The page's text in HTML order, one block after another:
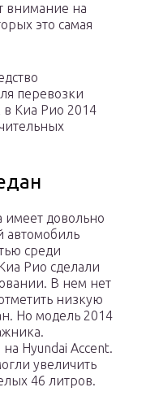
внимание на
это самая
перевозки
в Киа Рио 2014
имеет довольно
среди
Рио сделали
В нем нет
низкую
Но модель 2014
Hyundai Accent.
увеличить
46 литров.